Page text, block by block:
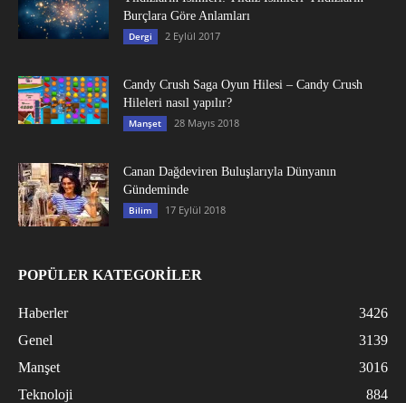
Burçlara Göre Anlamları
Dergi 2 Eylül 2017
Candy Crush Saga Oyun Hilesi – Candy Crush
Hileleri nasıl yapılır?
Manşet 28 Mayıs 2018
Canan Dağdeviren Buluşlarıyla Dünyanın
Gündeminde
Bilim 17 Eylül 2018
POPÜLER KATEGORİLER
Haberler
3426
Genel
3139
Manşet
3016
Teknoloji
884